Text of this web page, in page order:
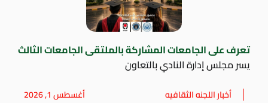
تعرف على الجامعات المشاركة بالملتقى الجامعات الثالث
يسر مجلس إدارة النادي بالتعاون
أخبار اللجنه الثقافيه أغسطس 1, 2026